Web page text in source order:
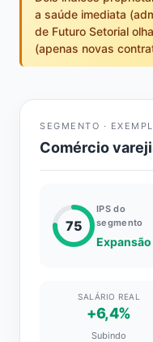
a saúde imediata
de Futuro Setorial
(apenas novas
SEGMENTO ·
Comércio
75
IPS do
segmento
Expansão
SALÁRIO REAL
+6,4%
Subindo